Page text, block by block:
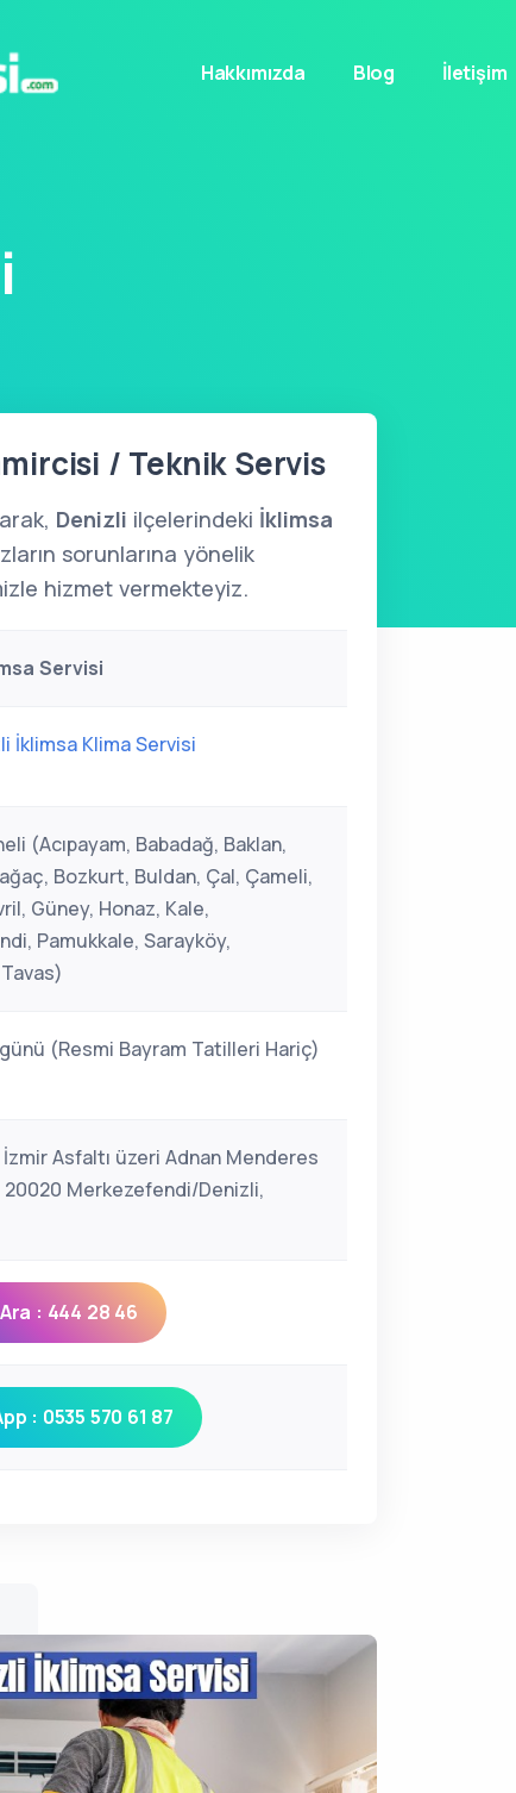
Hakkımızda Blog İletişim
/ Teknik Servis
Denizli ilçelerindeki İklimsa
sorunlarına yönelik
hizmet vermekteyiz.
Servisi
İklimsa Klima Servisi
(Acıpayam, Babadağ, Baklan,
Bozkurt, Buldan, Çal, Çameli,
Güney, Honaz, Kale,
Pamukkale, Sarayköy,
(Resmi Bayram Tatilleri Hariç)
Asfaltı üzeri Adnan Menderes
20020 Merkezefendi/Denizli,
: 444 28 46
: 0535 570 61 87